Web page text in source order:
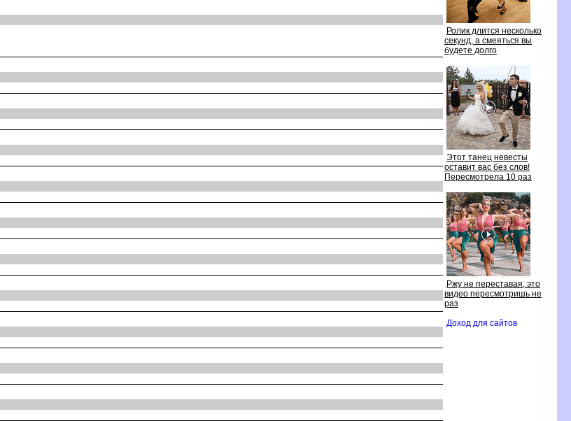
Ролик длится несколько
секунд, а смеяться вы
удете долго
Этот танец невесты
оставит вас без слов!
Пересмотрела 10 раз
Ржу не переставая, это
идео пересмотришь не
раз
Доход для сайто